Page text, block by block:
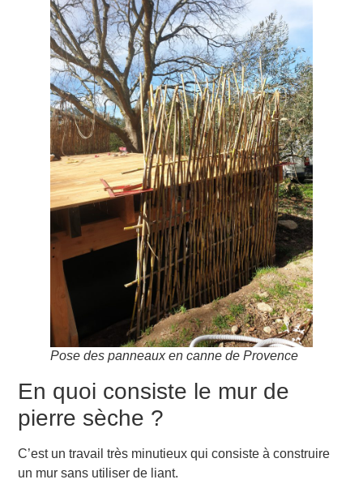
Pose des panneaux en canne de Provence
En quoi consiste le mur de
pierre sèche ?
C’est un travail très minutieux qui consiste à construire
un mur sans utiliser de liant.